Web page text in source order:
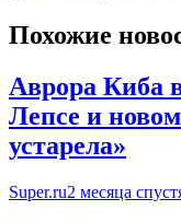
Похожие
Аврора Киба
Лепсе и
устарела»
Super.ru2 месяца